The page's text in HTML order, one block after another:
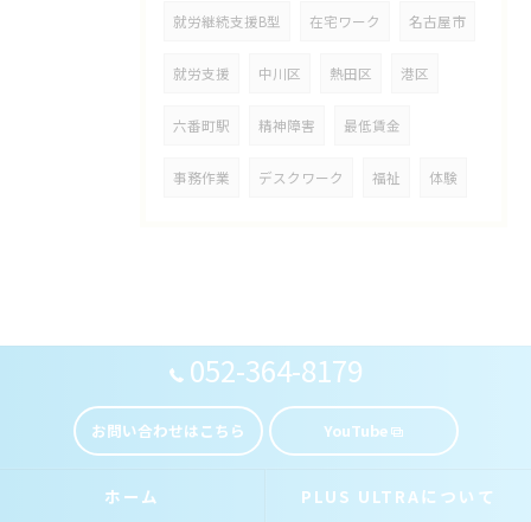
就労継続支援B型 在宅ワーク 名古屋市
就労支援 中川区 熱田区 港区
六番町駅 精神障害 最低賃金
事務作業 デスクワーク 福祉 体験
052-364-8179
お問い合わせはこちら YouTube
ホーム PLUS ULTRAについて